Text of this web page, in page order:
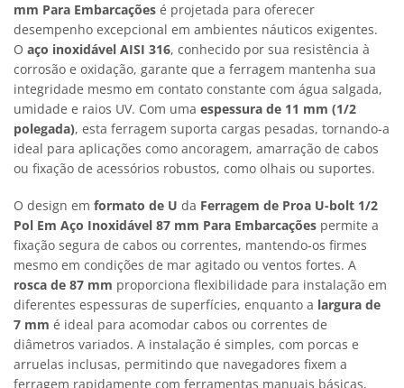
mm Para Embarcações é projetada para oferecer
desempenho excepcional em ambientes náuticos exigentes.
O aço inoxidável AISI 316, conhecido por sua resistência à
corrosão e oxidação, garante que a ferragem mantenha sua
integridade mesmo em contato constante com água salgada,
umidade e raios UV. Com uma espessura de 11 mm (1/2
polegada), esta ferragem suporta cargas pesadas, tornando-a
ideal para aplicações como ancoragem, amarração de cabos
ou fixação de acessórios robustos, como olhais ou suportes.
O design em formato de U da Ferragem de Proa U-bolt 1/2
Pol Em Aço Inoxidável 87 mm Para Embarcações permite a
fixação segura de cabos ou correntes, mantendo-os firmes
mesmo em condições de mar agitado ou ventos fortes. A
rosca de 87 mm proporciona flexibilidade para instalação em
diferentes espessuras de superfícies, enquanto a largura de
7 mm é ideal para acomodar cabos ou correntes de
diâmetros variados. A instalação é simples, com porcas e
arruelas inclusas, permitindo que navegadores fixem a
ferragem rapidamente com ferramentas manuais básicas,